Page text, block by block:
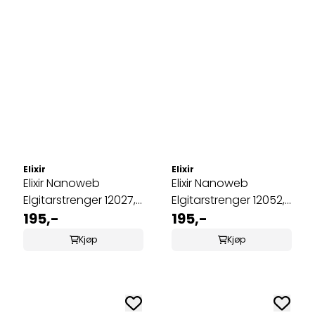
Elixir
Elixir Nanoweb
Elgitarstrenger 12027,
Custom Light, 009-
195,-
Kjøp
Elixir
Elixir Nanoweb
Elgitarstrenger 12052,
Light, 010-046
195,-
Kjøp